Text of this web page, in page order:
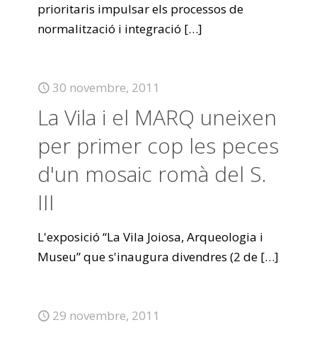
prioritaris impulsar els processos de
normalització i integració […]
30 novembre, 2011
La Vila i el MARQ uneixen
per primer cop les peces
d'un mosaic romà del S.
III
L'exposició “La Vila Joiosa, Arqueologia i
Museu” que s'inaugura divendres (2 de […]
29 novembre, 2011